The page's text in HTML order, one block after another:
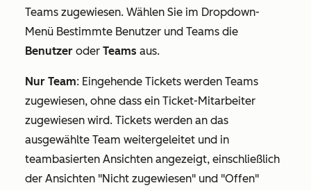
Teams zugewiesen. Wählen Sie im Dropdown-
Menü Bestimmte Benutzer und Teams die
Benutzer oder Teams aus.
Nur Team: Eingehende Tickets werden Teams
zugewiesen, ohne dass ein Ticket-Mitarbeiter
zugewiesen wird. Tickets werden an das
ausgewählte Team weitergeleitet und in
teambasierten Ansichten angezeigt, einschließlich
der Ansichten "Nicht zugewiesen" und "Offen"